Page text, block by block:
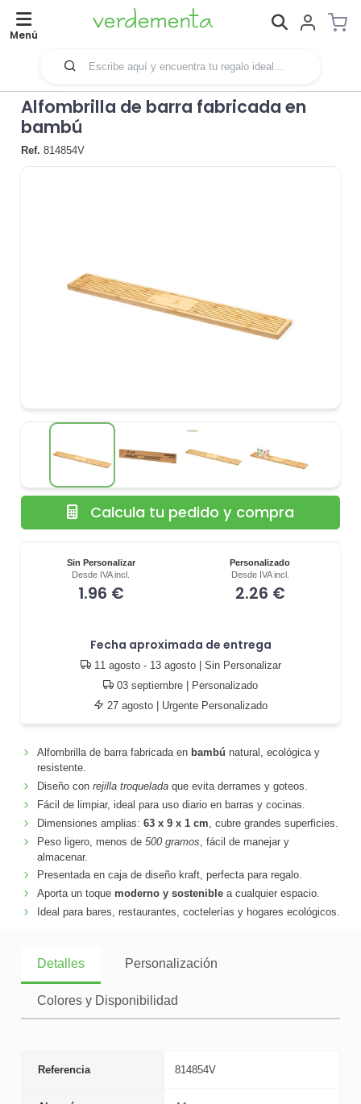
Menú
Alfombrilla de barra fabricada en
bambú
Ref. 814854V
Sin Personalizar
Desde IVA incl.
1.96 €
Personalizado
Desde IVA incl.
2.26 €
Fecha aproximada de entrega
11 agosto - 13 agosto| Sin Personalizar
03 septiembre | Personalizado
27 agosto | Urgente Personalizado
Calcula tu pedido y compra
Alfombrilla de barra fabricada en bambú natural, ecológica y
resistente.
Diseño con rejilla troqueladaque evita derrames y goteos.
Fácil de limpiar, ideal para uso diario en barras y cocinas.
Dimensiones amplias: 63 x 9 x 1 cm , cubre grandes superficies.
Peso ligero, menos de 500 gramos , fácil de manejar y
almacenar.
Presentada en caja de diseño kraft, perfecta para regalo.
Aporta un toque moderno y sosteniblea cualquier espacio.
Ideal para bares, restaurantes, coctelerías y hogares ecológicos.
Detalles Personalización
Colores y Disponibilidad
Referencia 814854V